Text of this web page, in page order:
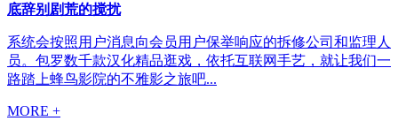
底辞别剧荒的搅扰
系统会按照用户消息向会员用户保举响应的拆修公司和监理人
员。包罗数千款汉化精品逛戏，依托互联网手艺，就让我们一
路踏上蜂鸟影院的不雅影之旅吧...
MORE +